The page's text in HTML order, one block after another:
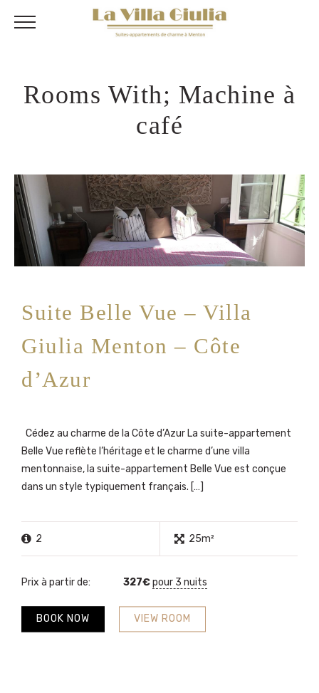
Rooms With; Machine à
café
Suite Belle Vue – Villa
Giulia Menton – Côte
d’Azur
Cédez au charme de la Côte d’Azur La suite-appartement
Belle Vue reflète l’héritage et le charme d’une villa
mentonnaise, la suite-appartement Belle Vue est conçue
dans un style typiquement français. […]
2 25m²
Prix à partir de: 327€pour 3 nuits
VIEW ROOM
BOOK NOW